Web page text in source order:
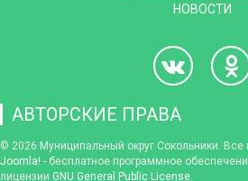
НОВОСТИ
АВТОРСКИЕ ПРАВА
© 2026 Муниципальный округ Сокольники.
Joomla! - бесплатное программное
лицензии GNU General Public License.